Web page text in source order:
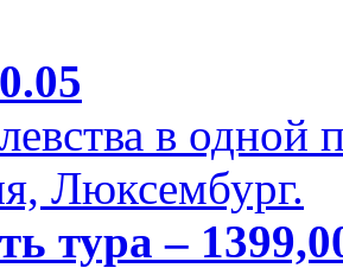
в одной
Люксембург.
тура –